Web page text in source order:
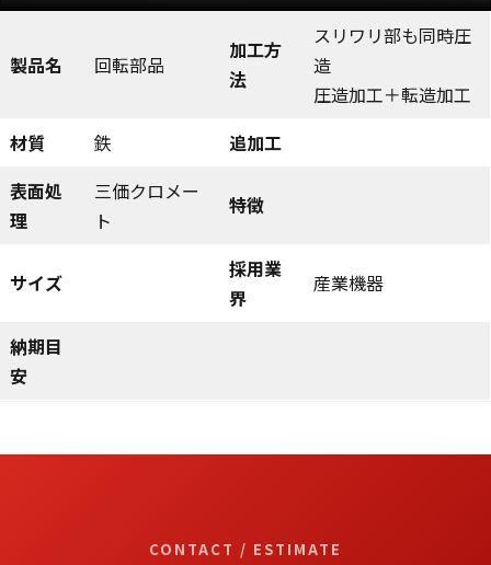
製品名 回転部品
加工方
法
スリワリ部も同時圧
造
圧造加工＋転造加工
材質
鉄
追加工
表面処
理
三価クロメー
ト
特徴
サイズ
採用業
界
産業機器
納期目
安
CONTACT / ESTIMATE